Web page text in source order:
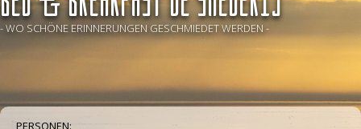
- WO SCHÖNE ERINNERUNGEN GESCHMIEDET WERDEN -
PERSONEN: